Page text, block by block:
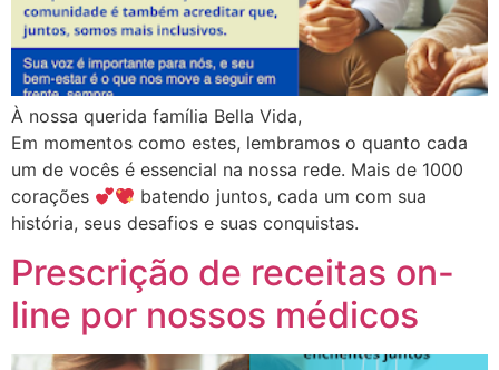
À nossa querida família Bella Vida,
Em momentos como estes, lembramos o quanto cada
um de vocês é essencial na nossa rede. Mais de 1000
corações
batendo juntos, cada um com sua
história, seus desafios e suas conquistas.
Prescrição de receitas on-
line por nossos médicos